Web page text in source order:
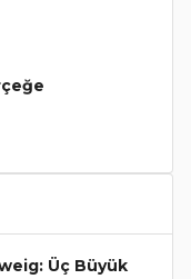
Üç Büyük